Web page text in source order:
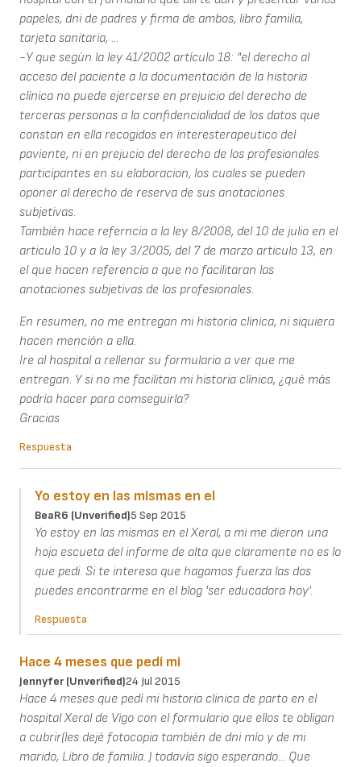
papeles, dni de padres y firma de ambos, libro familia,
tarjeta sanitaria, ...
-Y que según la ley 41/2002 artículo 18: "el derecho al
acceso del paciente a la documentación de la historia
clínica no puede ejercerse en prejuicio del derecho de
terceras personas a la confidencialidad de los datos que
constan en ella recogidos en interesterapeutico del
paviente, ni en prejucio del derecho de los profesionales
participantes en su elaboracion, los cuales se pueden
oponer al derecho de reserva de sus anotaciones
subjetivas.
También hace referncia a la ley 8/2008, del 10 de julio en el
articulo 10 y a la ley 3/2005, del 7 de marzo articulo 13, en
el que hacen referencia a que no facilitaran las
anotaciones subjetivas de los profesionales.
En resumen, no me entregan mi historia clinica, ni siquiera
hacen mención a ella.
Ire al hospital a rellenar su formulario a ver que me
entregan. Y si no me facilitan mi historia clínica, ¿qué más
podría hacer para comseguirla?
Gracias
Respuesta
Yo estoy en las mismas en el
BeaR6 (unverified)5 Sep 2015
Yo estoy en las mismas en el Xeral, a mi me dieron una
hoja escueta del informe de alta que claramente no es lo
que pedi. Si te interesa que hagamos fuerza las dos
puedes encontrarme en el blog 'ser educadora hoy'.
Respuesta
Hace 4 meses que pedí mi
Jennyfer (unverified)24 Jul 2015
Hace 4 meses que pedí mi historia clinica de parto en el
hospital Xeral de Vigo con el formulario que ellos te obligan
a cubrir(les dejé fotocopia también de dni mío y de mi
marido, Libro de familia..) todavía sigo esperando... Que